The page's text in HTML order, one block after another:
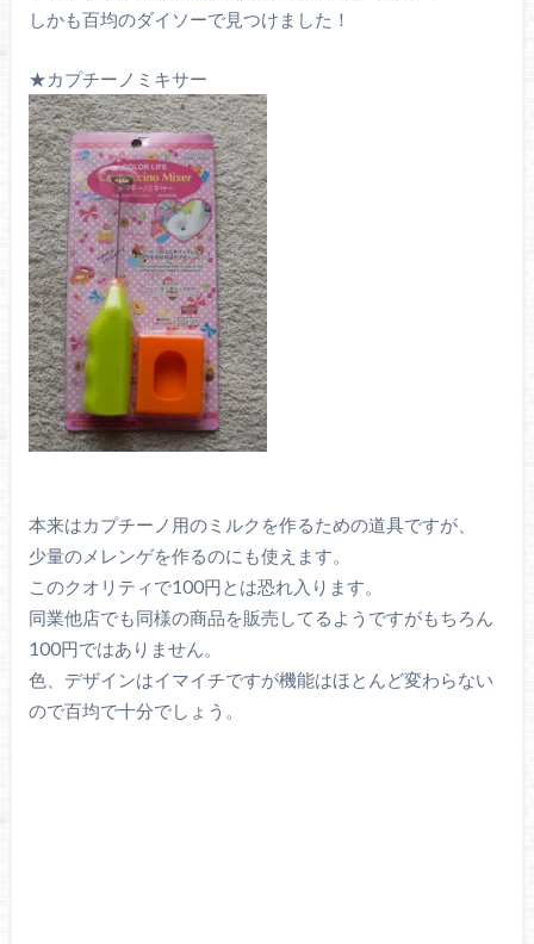
しかも百均のダイソーで見つけました！
★カプチーノミキサー
本来はカプチーノ用のミルクを作るための道具ですが、
少量のメレンゲを作るのにも使えます。
このクオリティで100円とは恐れ入ります。
同業他店でも同様の商品を販売してるようですがもちろん
100円ではありません。
色、デザインはイマイチですが機能はほとんど変わらない
ので百均で十分でしょう。